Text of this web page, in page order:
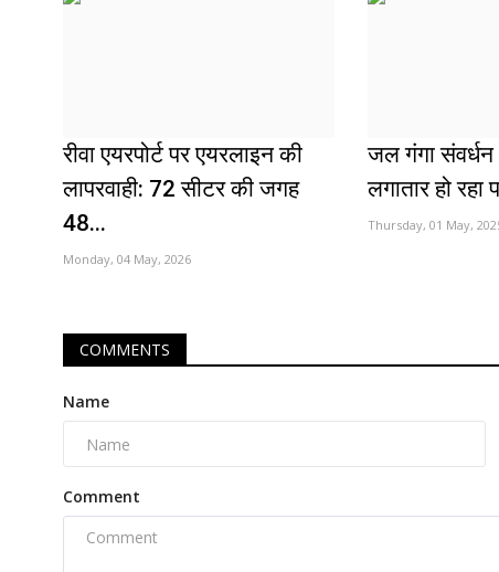
रीवा एयरपोर्ट पर एयरलाइन की
लापरवाही: 72 सीटर की जगह
48...
Monday, 04 May, 2026
जल गंगा संवर्धन
लगातार हो
Thursday, 01 May,
COMMENTS
Name
Comment